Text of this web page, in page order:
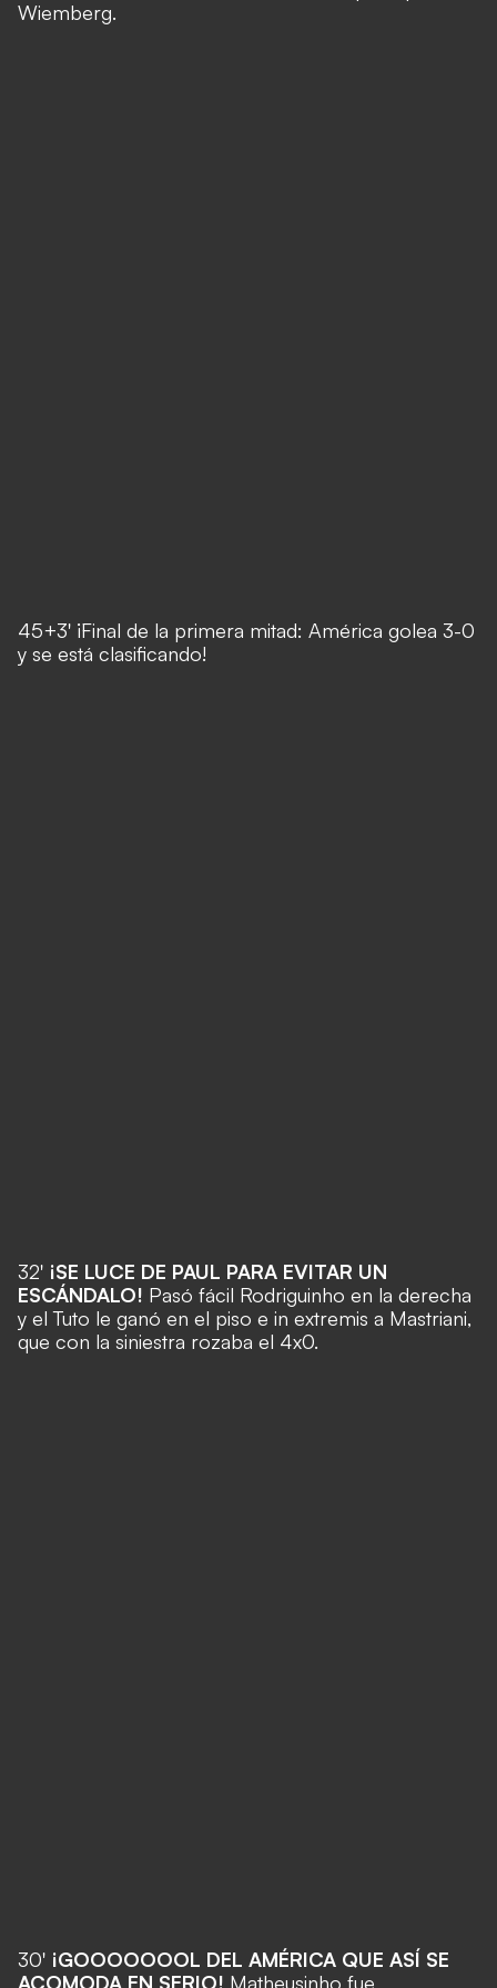
Wiemberg.
45+3' ¡Final de la primera mitad: América golea 3-0
y se está clasificando!
32' ¡SE LUCE DE PAUL PARA EVITAR UN
ESCÁNDALO! Pasó fácil Rodriguinho en la derecha
y el Tuto le ganó en el piso e in extremis a Mastriani,
que con la siniestra rozaba el 4x0.
30' ¡GOOOOOOOL DEL AMÉRICA QUE ASÍ SE
ACOMODA EN SERIO! Matheusinho fue